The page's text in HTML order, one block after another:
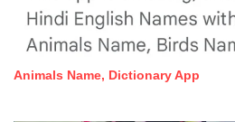
Animals Name, Dictionary App